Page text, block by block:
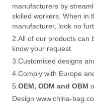
manufacturers by
skilled workers. When in
manufacturer, look no
2.All of our products can
know your request.
3.Customised designs
4.Comply with Europe
5. OEM, ODM and OBM
Design www.china-